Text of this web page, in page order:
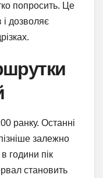
попросить. Це
дозволяє
ранку. Останні
залежно
години пік
становить